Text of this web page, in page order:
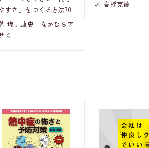
すさ」をつくる方法70
塩見康史 なかむらア
ミ
著 高橋克徳